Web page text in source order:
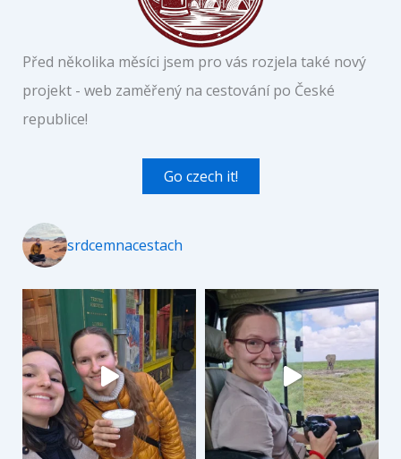
Před několika měsíci jsem pro vás rozjela také nový
projekt - web zaměřený na cestování po České
republice!
Go czech it!
srdcemnacestach